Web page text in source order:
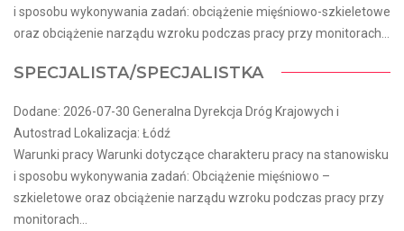
i sposobu wykonywania zadań: obciążenie mięśniowo-szkieletowe
oraz obciążenie narządu wzroku podczas pracy przy monitorach...
SPECJALISTA/SPECJALISTKA
Dodane: 2026-07-30 Generalna Dyrekcja Dróg Krajowych i
Autostrad Lokalizacja: Łódź
Warunki pracy Warunki dotyczące charakteru pracy na stanowisku
i sposobu wykonywania zadań: Obciążenie mięśniowo –
szkieletowe oraz obciążenie narządu wzroku podczas pracy przy
monitorach...